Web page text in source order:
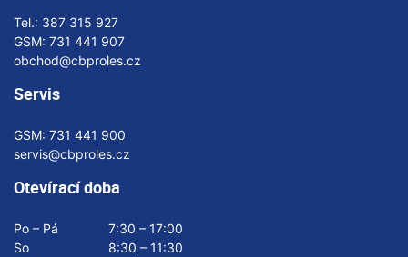
Tel.: 387 315 927
GSM: 731 441 907
obchod@cbproles.cz
Servis
GSM: 731 441 900
servis@cbproles.cz
Otevírací doba
Po – Pá
7:30 – 17:00
So
8:30 – 11:30